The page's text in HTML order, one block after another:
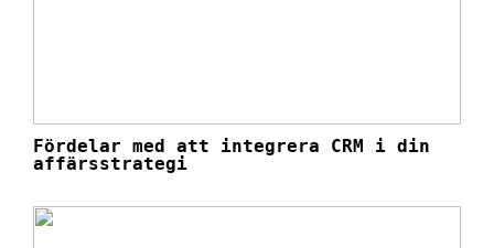
Fördelar med att integrera CRM i din
affärsstrategi